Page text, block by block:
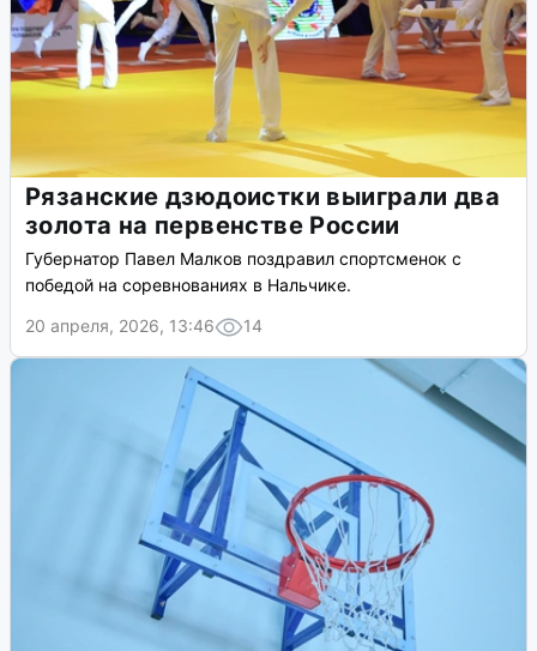
Рязанские дзюдоистки выиграли два
золота на первенстве России
Губернатор Павел Малков поздравил спортсменок с
победой на соревнованиях в Нальчике.
20 апреля, 2026, 13:46
14